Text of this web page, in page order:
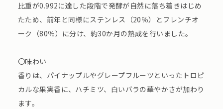
比重が0.992に達した段階で発酵が自然に落ち着きはじめ
たため、前年と同様にステンレス（20％）とフレンチオ
ーク（80％）に分け、約30か月の熟成を行いました。
〇味わい
香りは、パイナップルやグレープフルーツといったトロピ
カルな果実香に、ハチミツ、白いバラの華やかさが加わり
ます。